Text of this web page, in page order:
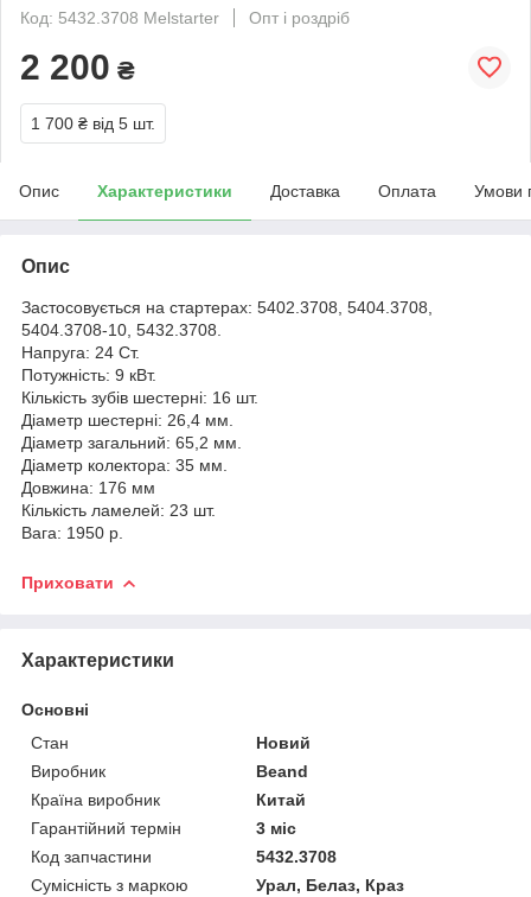
Код: 5432.3708 Melstarter
Опт і роздріб
2 200 ₴
1 700 ₴ від 5 шт.
Опис Характеристики Доставка Оплата Умови
Опис
Застосовується на стартерах: 5402.3708, 5404.3708,
5404.3708-10, 5432.3708.
Напруга: 24 Ст.
Потужність: 9 кВт.
Кількість зубів шестерні: 16 шт.
Діаметр шестерні: 26,4 мм.
Діаметр загальний: 65,2 мм.
Діаметр колектора: 35 мм.
Довжина: 176 мм
Кількість ламелей: 23 шт.
Вага: 1950 р.
Приховати
Характеристики
Основні
Стан
Новий
Виробник
Beand
Країна виробник
Китай
Гарантійний термін
3 міс
Код запчастини
5432.3708
Сумісність з маркою
Урал, Белаз, Краз